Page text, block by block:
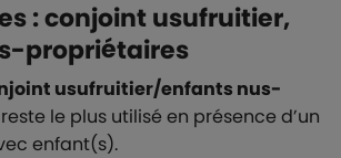
: conjoint usufruitier,
propriétaires
usufruitier/enfants nus-
reste le plus utilisé en présence d’un
enfant(s).